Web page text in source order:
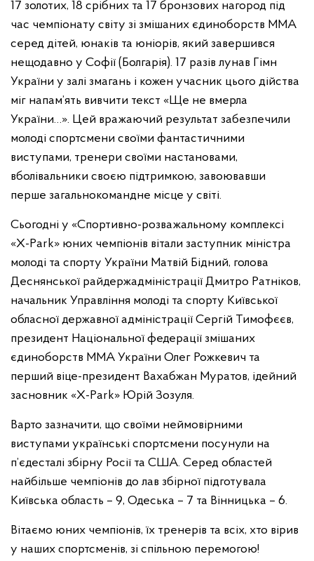
17 золотих, 18 срібних та 17 бронзових нагород під
час чемпіонату світу зі змішаних єдиноборств ММА
серед дітей, юнаків та юніорів, який завершився
нещодавно у Софії (Болгарія). 17 разів лунав Гімн
України у залі змагань і кожен учасник цього дійства
міг напам’ять вивчити текст «Ще не вмерла
України…». Цей вражаючий результат забезпечили
молоді спортсмени своїми фантастичними
виступами, тренери своїми настановами,
вболівальники своєю підтримкою, завоювавши
перше загальнокомандне місце у світі.
Сьогодні у «Спортивно-розважальному комплексі
«X-Park» юних чемпіонів вітали заступник міністра
молоді та спорту України Матвій Бідний, голова
Деснянської райдержадміністрації Дмитро Ратніков,
начальник Управління молоді та спорту Київської
обласної державної адміністрації Сергій Тимофєєв,
президент Національної федерації змішаних
єдиноборств MMA України Олег Рожкевич та
перший віце-президент Вахабжан Муратов, ідейний
засновник «X-Park» Юрій Зозуля.
Варто зазначити, що своїми неймовірними
виступами українські спортсмени посунули на
п’єдесталі збірну Росії та США. Серед областей
найбільше чемпіонів до лав збірної підготувала
Київська область – 9, Одеська – 7 та Вінницька – 6.
Вітаємо юних чемпіонів, їх тренерів та всіх, хто вірив
у наших спортсменів, зі спільною перемогою!